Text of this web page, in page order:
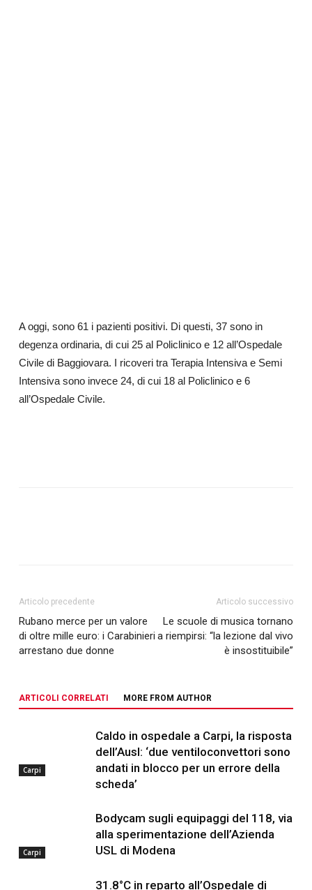
A oggi, sono 61 i pazienti positivi. Di questi, 37 sono in
degenza ordinaria, di cui 25 al Policlinico e 12 all’Ospedale
Civile di Baggiovara. I ricoveri tra Terapia Intensiva e Semi
Intensiva sono invece 24, di cui 18 al Policlinico e 6
all’Ospedale Civile.
Articolo precedente
Rubano merce per un valore
di oltre mille euro: i Carabinieri
arrestano due donne
Articolo successivo
Le scuole di musica tornano
a riempirsi: “la lezione dal vivo
è insostituibile”
ARTICOLI CORRELATI MORE FROM AUTHOR
Carpi
Caldo in ospedale a Carpi, la risposta
dell’Ausl: ‘due ventiloconvettori sono
andati in blocco per un errore della
scheda’
Carpi
Bodycam sugli equipaggi del 118, via
alla sperimentazione dell’Azienda
USL di Modena
31.8°C in reparto all’Ospedale di